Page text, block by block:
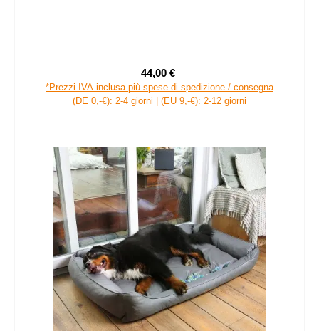
Prezzo di vendita:
44,00 €
*Prezzi IVA inclusa più spese di spedizione / consegna
(DE 0,-€): 2-4 giorni | (EU 9,-€): 2-12 giorni